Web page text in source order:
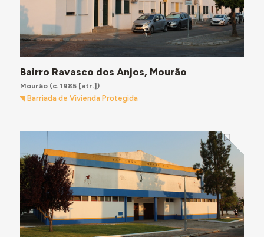
Bairro Ravasco dos Anjos, Mourão
Mourão(c. 1985 [atr.])
Barriada de Vivienda Protegida